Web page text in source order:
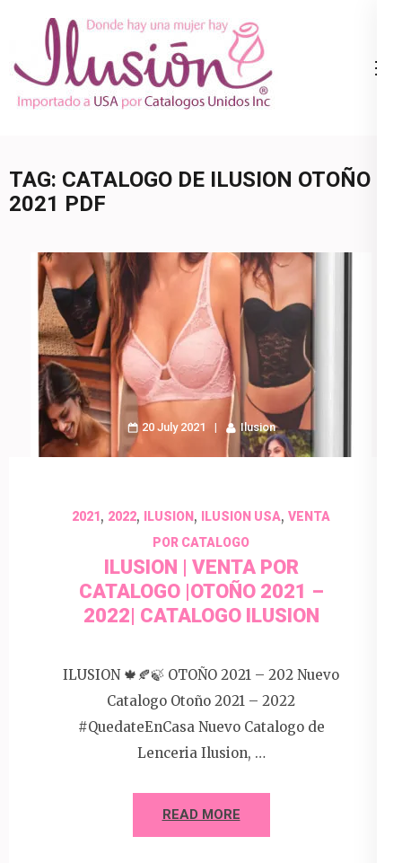
content
(Press
Ropa Interior
800.825.9452
TAG: CATALOGO DE ILUSION OTOÑO
2021 PDF
20 July 2021 Ilusion
2021, 2022, ILUSION , ILUSION USA, VENTA
POR CATALOGO
ILUSION | VENTA POR
CATALOGO |OTOÑO 2021 –
2022| CATALOGO ILUSION
ILUSION 🍁🍂🍃 OTOÑO 2021 – 202 Nuevo
Catalogo Otoño 2021 – 2022
#QuedateEnCasa Nuevo Catalogo de
Lenceria Ilusion, …
READ MORE